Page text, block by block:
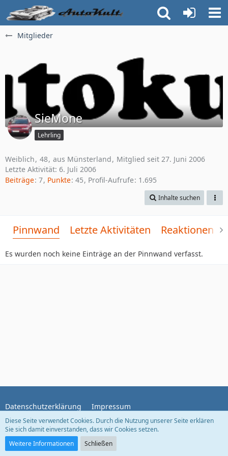
Mitglieder
SieMone
Lehrling
Weiblich 48 aus Münsterland
Mitglied seit 27. Juni 2006
Letzte Aktivität: 6. Juli 2006
Beiträge 7 Punkte 45 Profil-Aufrufe 1.695
Inhalte suchen
Pinnwand Letzte Aktivitäten Reaktionen
Es wurden noch keine Einträge an der Pinnwand verfasst.
Datenschutzerklärung Impressum
Community-Software:
Diese Seite verwendet Cookies. Durch die Nutzung unserer Seite erklären
Sie sich damit einverstanden, dass wir Cookies setzen.
Weitere Informationen
Schließen